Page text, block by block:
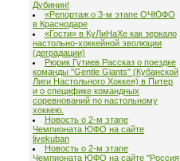
Дубинин!
«Репортаж о 3-м этапе ОЧЮФО
в Краснодаре
«Гости» в КуЛиНаХе как зеркало
настольно-хоккейной эволюции
(деградации)
Рюрик Гутиев.Рассказ о поездке
команды "Gentle Giants" (Кубанской
Лиги Настольного Хоккея) в Питер
и о специфике командных
соревнований по настольному
хоккею.
Новость о 2-м этапе
Чемпионата ЮФО на сайте
livekuban
Новость о 2-м этапе
Чемпионата ЮФО на сайте "Россия